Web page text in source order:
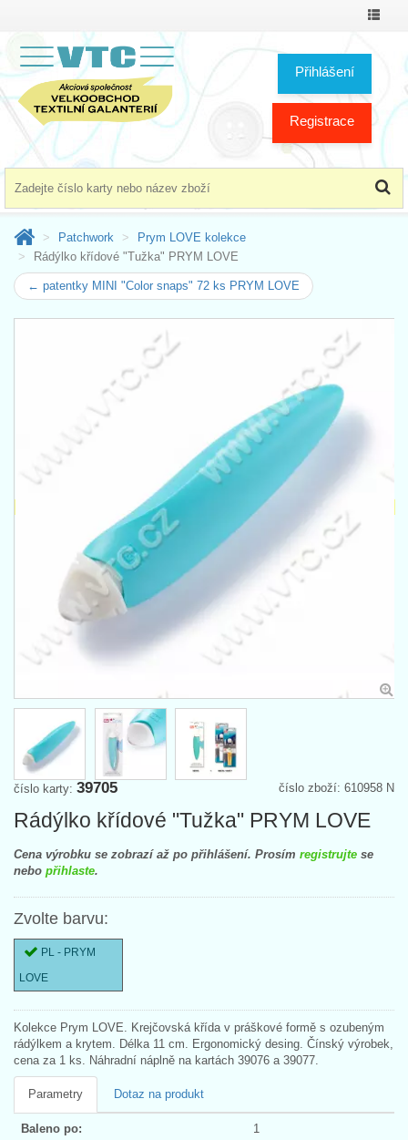
Přihlášení
Registrace
Patchwork
Prym LOVE kolekce
Rádýlko křídové "Tužka" PRYM LOVE
← patentky MINI "Color snaps" 72 ks PRYM LOVE
číslo zboží: 610958 N
číslo karty: 39705
Rádýlko křídové "Tužka" PRYM LOVE
Cena výrobku se zobrazí až po přihlášení. Prosím registrujte se
nebo přihlaste.
Zvolte barvu:
PL - PRYM
LOVE
Kolekce Prym LOVE. Krejčovská křída v práškové formě s ozubeným
rádýlkem a krytem. Délka 11 cm. Ergonomický desing. Čínský výrobek,
cena za 1 ks. Náhradní náplně na kartách 39076 a 39077.
Parametry Dotaz na produkt
Baleno po: 1